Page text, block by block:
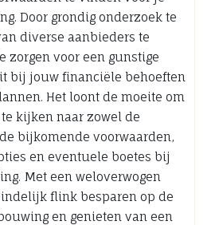
Door grondig onderzoek te
diverse aanbieders te
zorgen voor een gunstige
bij jouw financiële behoeften
Het loont de moeite om
kijken naar zowel de
bijkomende voorwaarden,
en eventuele boetes bij
Met een weloverwogen
flink besparen op de
en genieten van een